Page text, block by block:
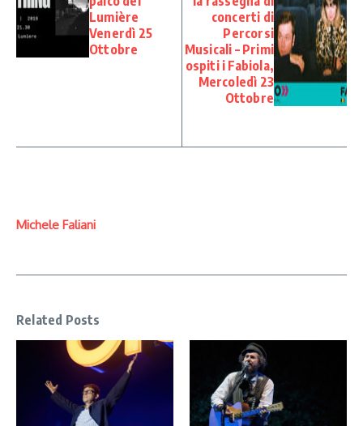
Lumière
Venerdì 25
Ottobre
concerti di
Percorsi
Musicali – Primi
ospiti i Fabiola,
Mercoledì 23
Ottobre
Michele Faliani
Related Posts